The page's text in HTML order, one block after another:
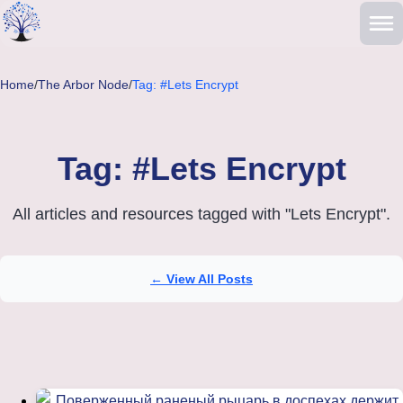
Skip to main content
Home/The Arbor Node/Tag: #Lets Encrypt
Tag: #Lets Encrypt
All articles and resources tagged with "Lets Encrypt".
← View All Posts